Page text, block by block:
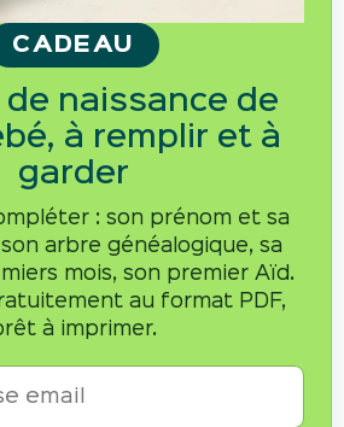
CADEAU
de naissance de
à remplir et à
garder
: son prénom et sa
arbre généalogique, sa
mois, son premier Aïd.
au format PDF,
à imprimer.